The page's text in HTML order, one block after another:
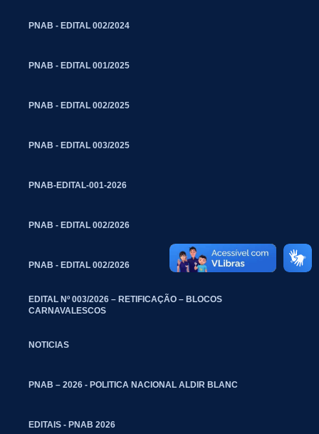
PNAB - EDITAL 002/2024
PNAB - EDITAL 001/2025
PNAB - EDITAL 002/2025
PNAB - EDITAL 003/2025
PNAB-EDITAL-001-2026
PNAB - EDITAL 002/2026
PNAB - EDITAL 002/2026
EDITAL Nº 003/2026 – RETIFICAÇÃO – BLOCOS
CARNAVALESCOS
NOTICIAS
PNAB – 2026 - POLITICA NACIONAL ALDIR BLANC
EDITAIS - PNAB 2026